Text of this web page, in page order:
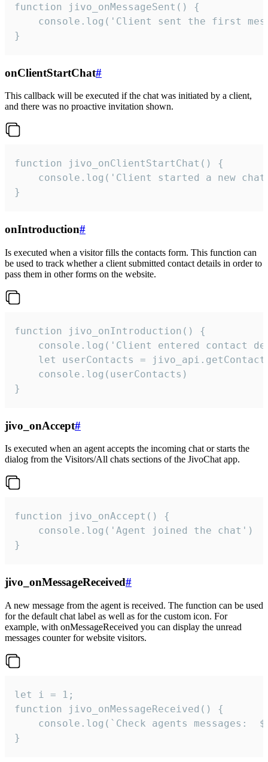
function jivo_onMessageSent() {
console.log('Client sent the first
}
onClientStartChat#
This callback will be executed if the chat was initiated by a client,
and there was no proactive invitation shown.
function jivo_onClientStartChat() {
console.log('Client started a new
}
onIntroduction#
Is executed when a visitor fills the contacts form. This function can
be used to track whether a client submitted contact details in order to
pass them in other forms on the website.
function jivo_onIntroduction() {
console.log('Client entered contact
let userContacts =
    console.log(userContacts)
}
jivo_onAccept#
Is executed when an agent accepts the incoming chat or starts the
dialog from the Visitors/All chats sections of the JivoChat app.
function jivo_onAccept() {
}
jivo_onMessageReceived#
A new message from the agent is received. The function can be used
for the default chat label as well as for the custom icon. For
example, with onMessageReceived you can display the unread
messages counter for website visitors.
let i = 1;
function jivo_onMessageReceived() {
}